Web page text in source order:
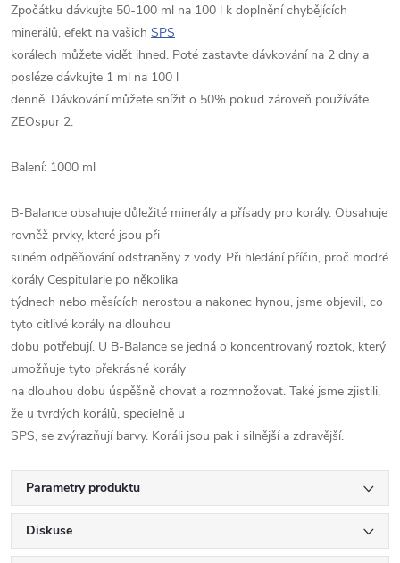
Zpočátku dávkujte 50-100 ml na 100 l k doplnění chybějících
minerálů, efekt na vašich SPS
korálech můžete vidět ihned. Poté zastavte dávkování na 2 dny a
posléze dávkujte 1 ml na 100 l
denně. Dávkování můžete snížit o 50% pokud zároveň používáte
ZEOspur 2.
Balení: 1000 ml
B-Balance obsahuje důležité minerály a přísady pro korály. Obsahuje
rovněž prvky, které jsou při
silném odpěňování odstraněny z vody. Při hledání příčin, proč modré
korály Cespitularie po několika
týdnech nebo měsících nerostou a nakonec hynou, jsme objevili, co
tyto citlivé korály na dlouhou
dobu potřebují. U B-Balance se jedná o koncentrovaný roztok, který
umožňuje tyto překrásné korály
na dlouhou dobu úspěšně chovat a rozmnožovat. Také jsme zjistili,
že u tvrdých korálů, specielně u
SPS, se zvýrazňují barvy. Koráli jsou pak i silnější a zdravější.
Parametry produktu
Diskuse